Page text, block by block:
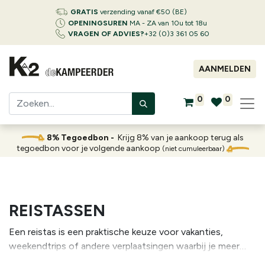
GRATIS verzending vanaf €50 (BE)
OPENINGSUREN MA - ZA van 10u tot 18u
VRAGEN OF ADVIES?+32 (0)3 361 05 60
AANMELDEN
0 0
8% Tegoedbon - Krijg 8% van je aankoop terug als
tegoedbon voor je volgende aankoop (niet cumuleerbaar)
REISTASSEN
Een reistas is een praktische keuze voor vakanties,
weekendtrips of andere verplaatsingen waarbij je meer